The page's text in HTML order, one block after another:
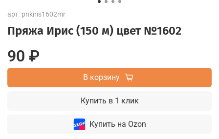
арт. pnkiris1602mr
Пряжа Ирис (150 м) цвет №1602
90 ₽
В корзину
Купить в 1 клик
Купить на Ozon